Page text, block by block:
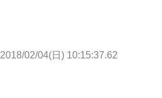
2018/02/04(日) 10:15:37.62